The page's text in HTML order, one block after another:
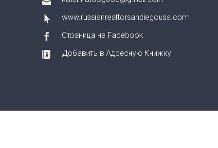
www.russianrealtorsandiegousa.com
Страница на Facebook
Добавить в Адресную Книжку